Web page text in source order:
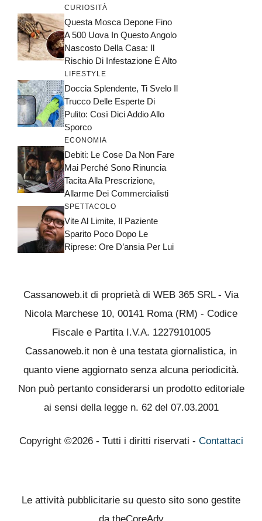
CURIOSITÀ
Questa Mosca Depone Fino
A 500 Uova In Questo Angolo
Nascosto Della Casa: Il
Rischio Di Infestazione È Alto
LIFESTYLE
Doccia Splendente, Ti Svelo Il
Trucco Delle Esperte Di
Pulito: Così Dici Addio Allo
Sporco
ECONOMIA
Debiti: Le Cose Da Non Fare
Mai Perché Sono Rinuncia
Tacita Alla Prescrizione,
Allarme Dei Commercialisti
SPETTACOLO
Vite Al Limite, Il Paziente
Sparito Poco Dopo Le
Riprese: Ore D’ansia Per Lui
Cassanoweb.it di proprietà di WEB 365 SRL - Via
Nicola Marchese 10, 00141 Roma (RM) - Codice
Fiscale e Partita I.V.A. 12279101005
Cassanoweb.it non è una testata giornalistica, in
quanto viene aggiornato senza alcuna periodicità.
Non può pertanto considerarsi un prodotto editoriale
ai sensi della legge n. 62 del 07.03.2001
Copyright ©2026 - Tutti i diritti riservati - Contattaci
Le attività pubblicitarie su questo sito sono gestite